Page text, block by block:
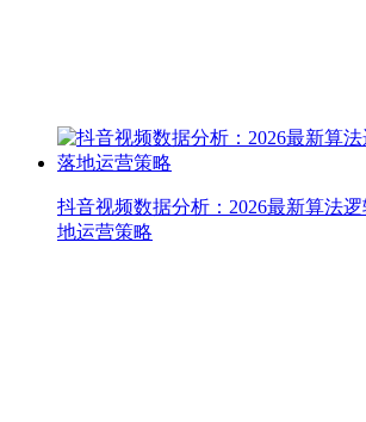
抖音视频数据分析：2026最新算法
地运营策略